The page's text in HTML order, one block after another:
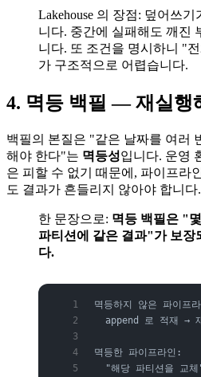
Lakehouse 의 장점: 덮어쓰기
니다. 중간에 실패해도 깨진
니다. 또 조건을 명시하니 "
가 구조적으로 어렵습니다.
4. 멱등 백필 — 재실행
백필의 본질은 "같은 날짜를 여러
해야 한다"는 멱등성입니다. 운영
은 피할 수 없기 때문에, 파이프라
도 결과가 흔들리지 않아야 합니다.
한 문장으로: 멱등 백필은 "
파티션에 같은 결과"가 보장
다.
멱등하지 않은 파이프
append 로 적재 →
멱등한 파이프라인:
"해당 파티션을 교체